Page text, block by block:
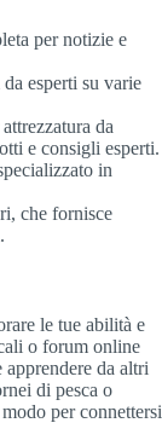
per notizie e
esperti su varie
da
e consigli esperti.
in
che fornisce
le tue abilità e
o forum online
da altri
di pesca o
per connettersi